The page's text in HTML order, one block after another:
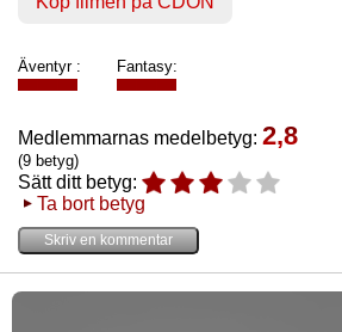
Äventyr : Fantasy:
Medlemmarnas medelbetyg: 2,8
(9 betyg)
Sätt ditt betyg:
Ta bort betyg